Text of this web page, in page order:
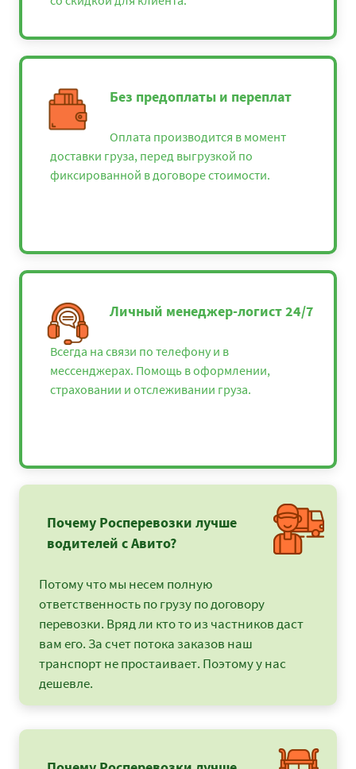
Без предоплаты и переплат
Оплата производится в момент
доставки груза, перед выгрузкой по
фиксированной в договоре стоимости.
Личный менеджер-логист 24/7
Всегда на связи по телефону и в
мессенджерах. Помощь в оформлении,
страховании и отслеживании груза.
Почему Росперевозки лучше
водителей с Авито?
Потому что мы несем полную
ответственность по грузу по договору
перевозки. Вряд ли кто то из частников даст
вам его. За счет потока заказов наш
транспорт не простаивает. Поэтому у нас
дешевле.